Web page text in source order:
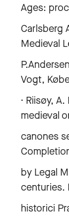
Ages:
Carlsberg
Medieval
Vogt,
· Riisøy,
medieval
canones
by Legal
centuries.
historici